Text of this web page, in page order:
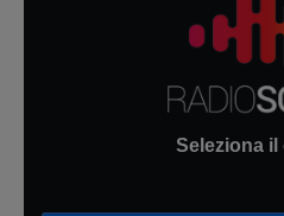
Seleziona il